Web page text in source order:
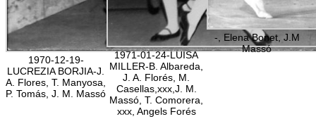
1970-12-19-
LUCREZIA BORJIA-J.
A. Flores, T. Manyosa,
P. Tomás, J. M. Massó
1971-01-24-LUISA
MILLER-B. Albareda,
J. A. Florés, M.
Casellas,xxx,J. M.
Massó, T. Comorera,
xxx, Angels Forés
-, Elena Bonet, J.M
Massó